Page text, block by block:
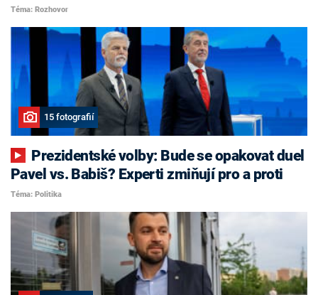
Téma: Rozhovor
15 fotografií
Pavel vs. Babiš? Experti zmiňují pro a proti
Téma: Politika